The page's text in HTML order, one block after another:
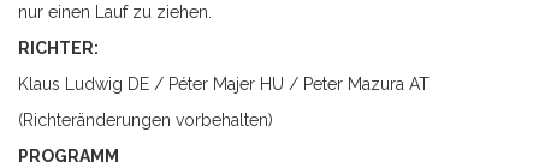
nur einen Lauf zu ziehen.
RICHTER:
Klaus Ludwig DE / Péter Majer HU / Peter Mazura AT
(Richteränderungen vorbehalten)
PROGRAMM